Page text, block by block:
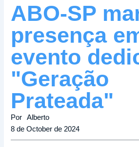
ABO-SP
presença
evento
"Geração
Prateada"
Por
Alberto
8 de October de 2024